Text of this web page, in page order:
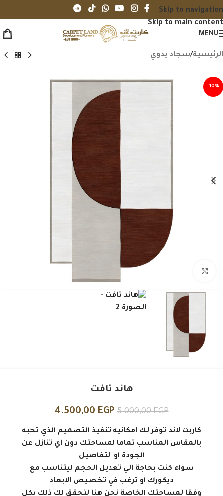
Skip to navigation
Skip to main content
MENU
الرئيسية/سجاد يدوي
-10%
هاند تافت
5.000,00EGP
4.500,00 EGP
كاربت لاند توفر لك امكانيه تنفيذ التصميم الذي تحبه
بالمقاس المناسب تماما لمساحتك دون اي تنازل عن
الجودة او التفاصيل
سواء كنت بحاجة الي تعديل الحجم ليتناسب مع
ديكورك او ترغب في تخصيص الابعاد
وفقا لمساحتك الخاصة نحن هنا لنحقق لك ذلك بكل